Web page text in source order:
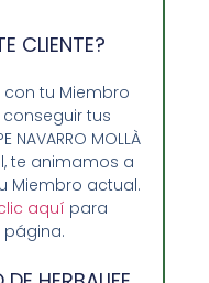
CLIENTE?
tu Miembro
tus
MOLLÀ
te animamos a
Miembro actual.
aquí para